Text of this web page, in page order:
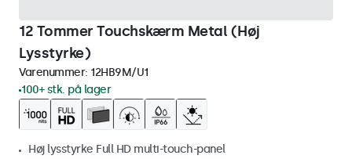
12 Tommer Touchskærm Metal (Høj
Lysstyrke)
Varenummer: 12HB9M/U1
100+ stk. på lager
Høj lysstyrke Full HD multi-touch-panel